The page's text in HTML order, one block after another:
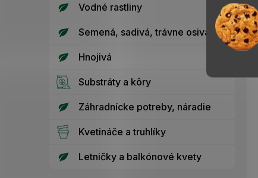
Vodné rastliny
Semená, sadivá, trávne osivá
Hnojivá
Substráty a kôry
Záhradnícke potreby, náradie
Kvetináče a truhlíky
Letničky a balkónové kvety